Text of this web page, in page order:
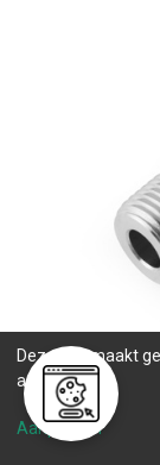
Deze site maakt
aanpassen.
Aanpassen